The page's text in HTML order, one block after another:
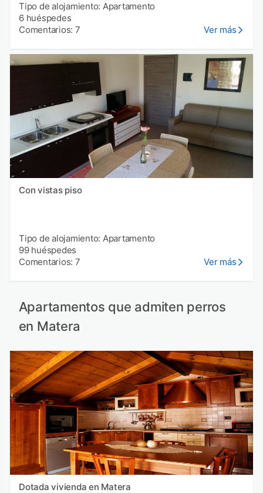
Tipo de alojamiento: Apartamento
6 huéspedes
Comentarios: 7
Ver más
Con vistas piso
Tipo de alojamiento: Apartamento
99 huéspedes
Comentarios: 7
Ver más
Apartamentos que admiten perros
en Matera
Dotada vivienda en Matera